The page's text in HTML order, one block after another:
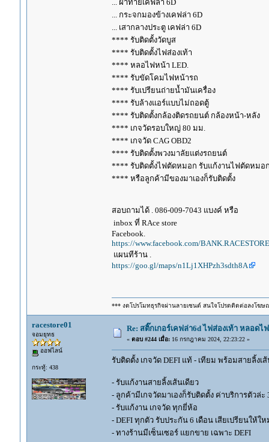
... ฝาท้ายเคฟล่า 6D
... กระจกมองข้างเคฟล่า 6D
... เสากลางประตู เคฟล่า 6D
**** รับติดตั้งวัดบูส
**** รับติดตั้งไฟส่องเท้า
**** หลอไฟหน้า LED.
**** รับขัดโคมไฟหน้ารถ
**** รับเปรียนถ่ายน้ำมันเครื่อง
**** รับล้างแอร์แบบไม่ถอดตู้
**** รับติดตั้งกล้องติดรถยนต์ กล้องหน้า-หลัง
**** เกจวัดรอบใหญ่ 80 มม.
**** เกจวัด CAG OBD2
**** รับติดตั้งพวงมาลัยแต่งรถยนต์
**** รับติดตั้งไฟตัดหมอก รับแก้งานไฟตัดหมอ
**** หรือลูกค้ามีของมาเองก็รับติดตั้ง
สอบถามได้ . 086-009-7043 แบงค์ หรือ
inbox ที่ RAce store
Facebook.
https://www.facebook.com/
แผนทีร้าน .
https://goo.gl/maps/n1Lj1XHPzh3sdth8A
*** งดโปรโมทธุรกิจผ่านลายเซนต์ สนใจโปรดติดต่อลงโฆษ
racestore01
จอมยุทธ
ออฟไลน์
กระทู้: 438
Re: สติ๊กเกอร์เคฟล่า6d ไฟส่องเท้า หลอด
« ตอบ #244 เมื่อ:16 กรกฎาคม 2024, 22:23:22 »
รับติดตั้ง เกจวัด DEFI แท้ - เทียม พร้อมสายลิ้งเ
- รับแก้งานสายลิ้งเส้นเดียว
- ลูกค้ามีเกจวัดมาเองก็รับติดตั้ง ค่าบริการตัวล่
- รับแก้งาน เกจวัด ทุกยี่ห้อ
- DEFI ทุกตัว รับประกัน 6 เดือน เสียเปรียนให้ให
- ทางร้านมีเซ็นเซอร์ แยกขาย เฉพาะ DEFI